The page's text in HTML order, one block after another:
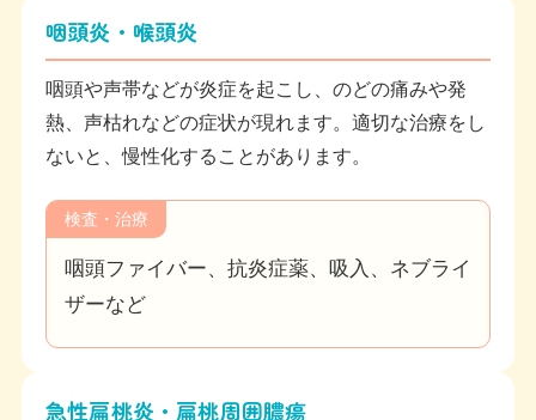
咽頭炎・喉頭炎
咽頭や声帯などが炎症を起こし、のどの痛みや発
熱、声枯れなどの症状が現れます。適切な治療をし
ないと、慢性化することがあります。
検査・治療
咽頭ファイバー、抗炎症薬、吸入、ネブライ
ザーなど
急性扁桃炎・扁桃周囲膿瘍